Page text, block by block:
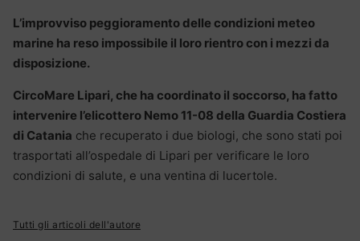
L’improvviso peggioramento delle condizioni meteo
marine ha reso impossibile il loro rientro con i mezzi da
disposizione.
CircoMare Lipari, che ha coordinato il soccorso, ha fatto
intervenire l’elicottero Nemo 11-08 della Guardia Costiera
di Catania che recuperato i due biologi, che sono stati poi
trasportati all’ospedale di Lipari per verificare le loro
condizioni di salute, e una ventina di lucertole.
Tutti gli articoli dell'autore